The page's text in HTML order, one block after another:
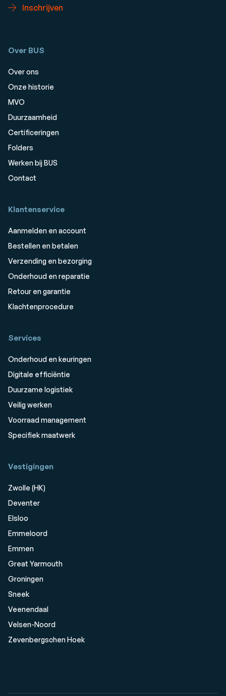
Inschrijven
Over BUS
Over ons
Onze historie
MVO
Duurzaamheid
Certificeringen
Folders
Werken bij BUS
Contact
Klantenservice
Aanmelden en account
Bestellen en betalen
Verzending en bezorging
Onderhoud en reparatie
Retour en garantie
Klachtenprocedure
Services
Onderhoud en keuringen
Digitale efficiëntie
Duurzame logistiek
Veilig werken
Voorraad management
Specifiek maatwerk
Vestigingen
Zwolle (HK)
Deventer
Elsloo
Emmeloord
Emmen
Great Yarmouth
Groningen
Sneek
Veenendaal
Velsen-Noord
Zevenbergschen Hoek